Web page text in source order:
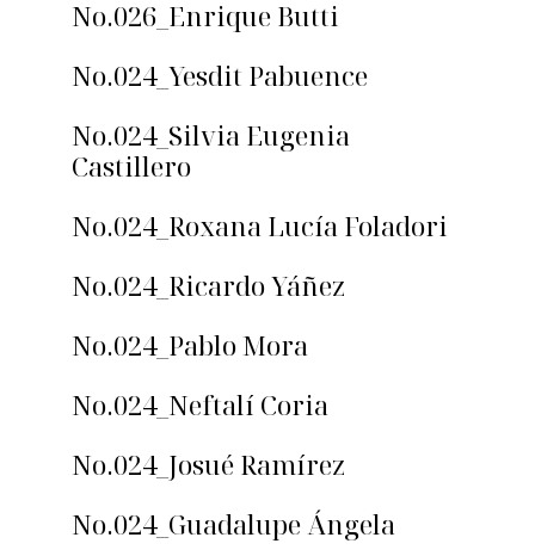
No.026_Enrique Butti
No.024_Yesdit Pabuence
No.024_Silvia Eugenia
Castillero
No.024_Roxana Lucía Foladori
No.024_Ricardo Yáñez
No.024_Pablo Mora
No.024_Neftalí Coria
No.024_Josué Ramírez
No.024_Guadalupe Ángela